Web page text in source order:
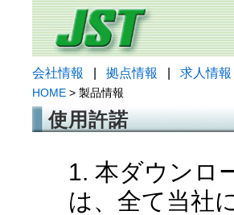
会社情報 拠点情報 求人情報
HOME > 製品情報
使用許諾
1. 本ダウンロ
は、全て当社